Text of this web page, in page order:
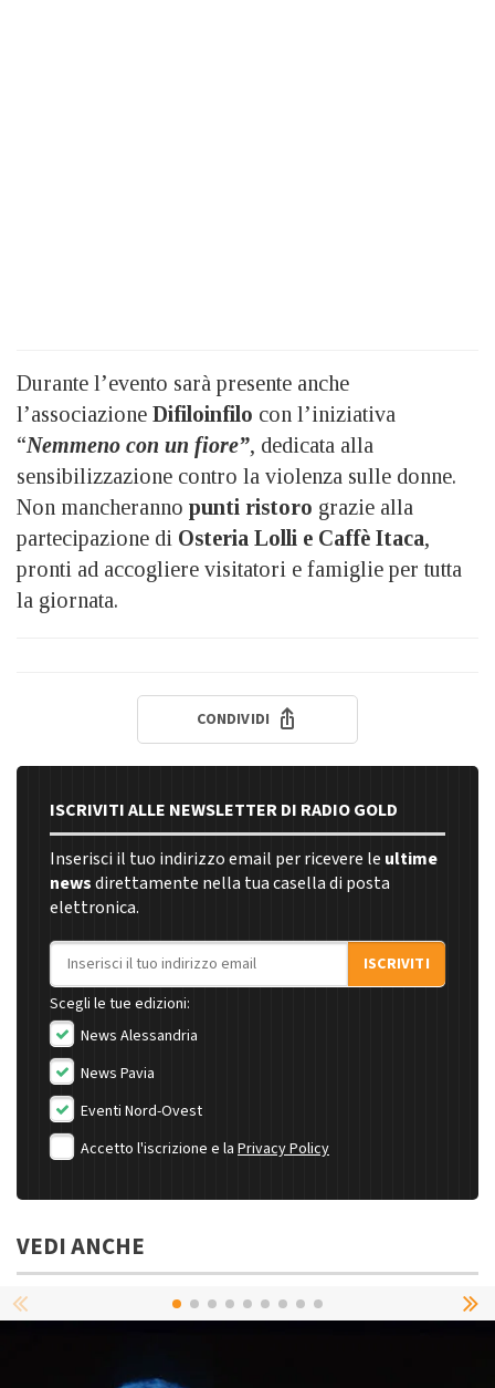
Durante l’evento sarà presente anche
l’associazione Difiloinfilo con l’iniziativa
“Nemmeno con un fiore”, dedicata alla
sensibilizzazione contro la violenza sulle donne.
Non mancheranno punti ristoro grazie alla
partecipazione di Osteria Lolli e Caffè Itaca,
pronti ad accogliere visitatori e famiglie per tutta
la giornata.
CONDIVIDI
ISCRIVITI ALLE NEWSLETTER DI RADIO GOLD
Inserisci il tuo indirizzo email per ricevere le ultime
newsdirettamente nella tua casella di posta
elettronica.
Indirizzo email
ISCRIVITI
Scegli le tue edizioni:
News Alessandria
News Pavia
Eventi Nord-Ovest
Accetto l'iscrizione e la Privacy Policy
VEDI ANCHE